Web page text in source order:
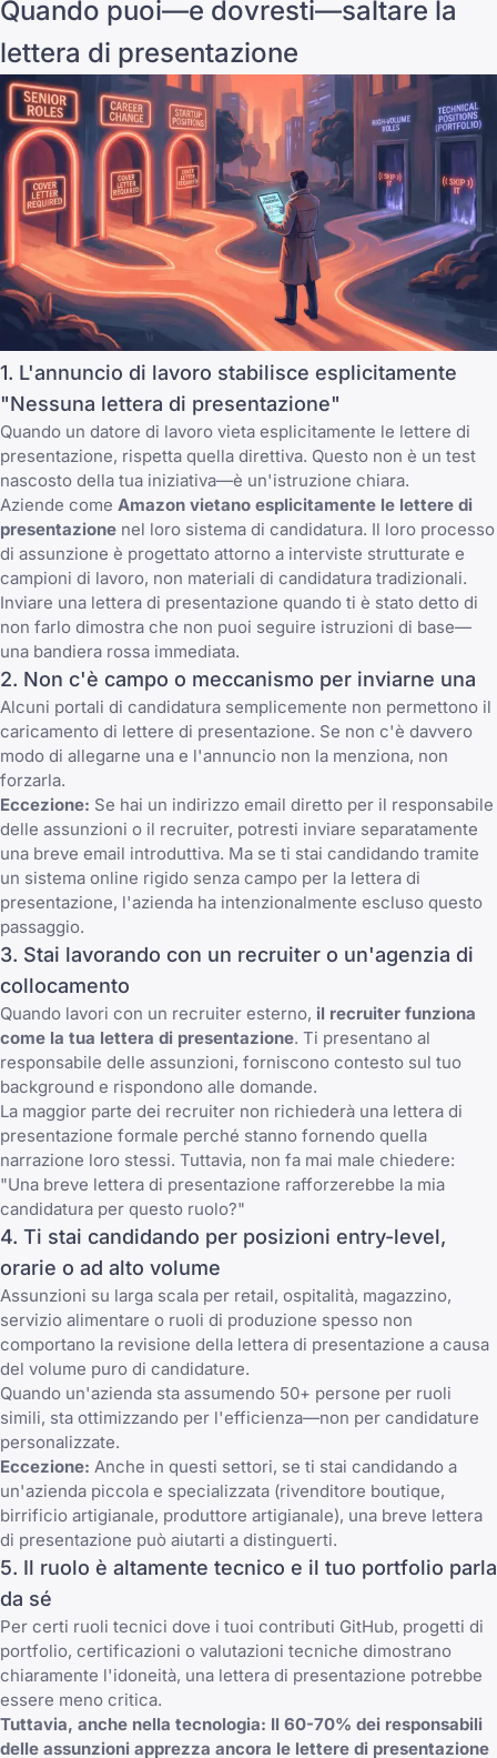
Quando puoi—e dovresti—saltare la
lettera di presentazione
1. L'annuncio di lavoro stabilisce esplicitamente
"Nessuna lettera di presentazione"
Quando un datore di lavoro vieta esplicitamente le lettere di
presentazione, rispetta quella direttiva. Questo non è un test
nascosto della tua iniziativa—è un'istruzione chiara.
Aziende come Amazon vietano esplicitamente le lettere di
presentazione nel loro sistema di candidatura. Il loro processo
di assunzione è progettato attorno a interviste strutturate e
campioni di lavoro, non materiali di candidatura tradizionali.
Inviare una lettera di presentazione quando ti è stato detto di
non farlo dimostra che non puoi seguire istruzioni di base—
una bandiera rossa immediata.
2. Non c'è campo o meccanismo per inviarne una
Alcuni portali di candidatura semplicemente non permettono il
caricamento di lettere di presentazione. Se non c'è davvero
modo di allegarne una e l'annuncio non la menziona, non
forzarla.
Eccezione: Se hai un indirizzo email diretto per il responsabile
delle assunzioni o il recruiter, potresti inviare separatamente
una breve email introduttiva. Ma se ti stai candidando tramite
un sistema online rigido senza campo per la lettera di
presentazione, l'azienda ha intenzionalmente escluso questo
passaggio.
3. Stai lavorando con un recruiter o un'agenzia di
collocamento
Quando lavori con un recruiter esterno, il recruiter funziona
come la tua lettera di presentazione. Ti presentano al
responsabile delle assunzioni, forniscono contesto sul tuo
background e rispondono alle domande.
La maggior parte dei recruiter non richiederà una lettera di
presentazione formale perché stanno fornendo quella
narrazione loro stessi. Tuttavia, non fa mai male chiedere:
"Una breve lettera di presentazione rafforzerebbe la mia
candidatura per questo ruolo?"
4. Ti stai candidando per posizioni entry-level,
orarie o ad alto volume
Assunzioni su larga scala per retail, ospitalità, magazzino,
servizio alimentare o ruoli di produzione spesso non
comportano la revisione della lettera di presentazione a causa
del volume puro di candidature.
Quando un'azienda sta assumendo 50+ persone per ruoli
simili, sta ottimizzando per l'efficienza—non per candidature
personalizzate.
Eccezione: Anche in questi settori, se ti stai candidando a
un'azienda piccola e specializzata (rivenditore boutique,
birrificio artigianale, produttore artigianale), una breve lettera
di presentazione può aiutarti a distinguerti.
5. Il ruolo è altamente tecnico e il tuo portfolio parla
da sé
Per certi ruoli tecnici dove i tuoi contributi GitHub, progetti di
portfolio, certificazioni o valutazioni tecniche dimostrano
chiaramente l'idoneità, una lettera di presentazione potrebbe
essere meno critica.
Tuttavia, anche nella tecnologia: Il 60-70% dei responsabili
delle assunzioni apprezza ancora le lettere di presentazione